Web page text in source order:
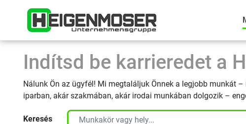
Startseite
Indítsd be karrieredet a
Nálunk Ön az ügyfél! Mi megtaláljuk Önnek a legjobb munkát
iparban, akár szakmában, akár irodai munkában dolgozik –
Keresés